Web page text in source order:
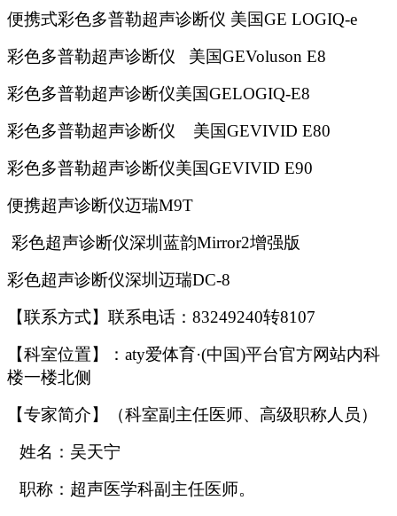
便携式彩色多普勒超声诊断仪 美国GE LOGIQ-e
彩色多普勒超声诊断仪
美国GEVoluson E8
彩色多普勒超声诊断仪​美国GELOGIQ-E8 ​
彩色多普勒超声诊断仪
美国GEVIVID E80
彩色多普勒超声诊断仪​美国GEVIVID E90
便携超声诊断仪​迈瑞M9T
彩色超声诊断仪​深圳蓝韵Mirror2增强版
彩色超声诊断仪​深圳迈瑞DC-8​
【联系方式】联系电话：83249240转8107
【科室位置】：aty爱体育·(中国)平台官方网站内科
楼一楼北侧
【专家简介】（科室副主任医师、高级职称人员）
姓名：吴天宁
职称：超声医学科副主任医师。